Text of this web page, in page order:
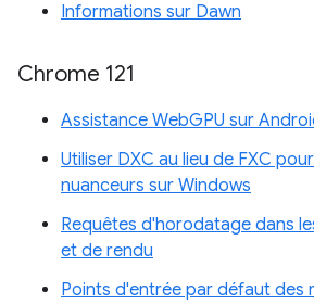
Informations sur Dawn
Chrome 121
Assistance WebGPU sur
Utiliser DXC au lieu de FXC
nuanceurs sur Windows
Requêtes d'horodatage dans
et de rendu
Points d'entrée par défaut des